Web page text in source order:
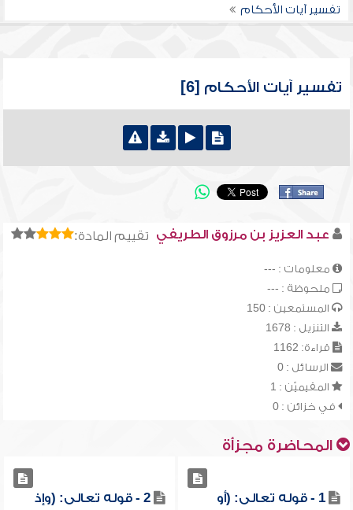
تفسير آيات الأحكام
تفسير آيات الأحكام [6]
تقييم المادة: عبد العزيز بن مرزوق الطريفي
معلومات : ---
ملحوظة : ---
المستمعين : 150
التنزيل : 1678
قراءة: 1162
الرسائل : 0
المقيميّن : 1
في خزائن : 0
المحاضرة مجزأة
1 - قوله تعالى: (أو
2 - قوله تعالى: (وإذ